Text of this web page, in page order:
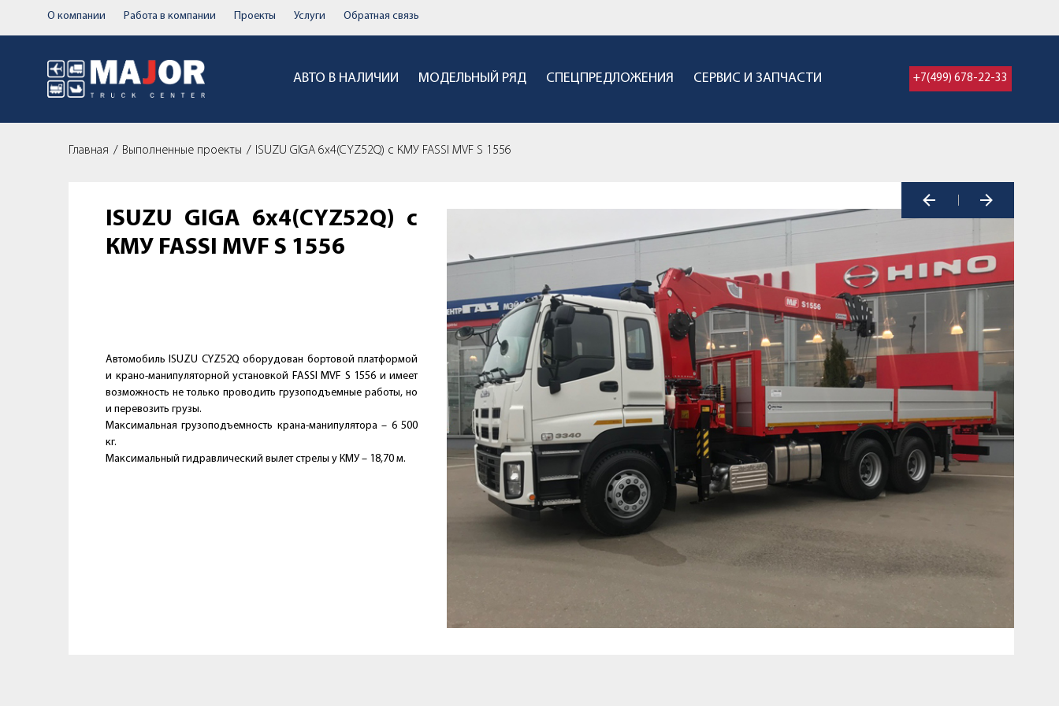
О компании Работа в компании Проекты Услуги Обратная связь
АВТО В НАЛИЧИИ МОДЕЛЬНЫЙ РЯД СПЕЦПРЕДЛОЖЕНИЯ СЕРВИС И ЗАПЧАСТИ +7(499) 678-22-33
Главная Выполненные проекты ISUZU GIGA 6х4(CYZ52Q) с КМУ FASSI MVF S 1556
ISUZU GIGA 6х4(CYZ52Q) с
КМУ FASSI MVF S 1556
Автомобиль ISUZU CYZ52Q оборудован бортовой платформой
и крано-манипуляторной установкой FASSI MVF S 1556 и имеет
возможность не только проводить грузоподъемные работы, но
и перевозить грузы.
Максимальная грузоподъемность крана-манипулятора – 6 500
кг.
Максимальный гидравлический вылет стрелы у КМУ – 18,70 м.